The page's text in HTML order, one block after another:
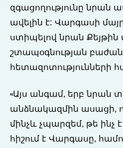
զգացողությունը նրան
ավելին է: Վարգասի
ստիպելով նրան Քեյթին
շտապօգնության
հետազոտությունների
«Այս անգամ, երբ նրան
անձնակազմին ասացի,
մինչև չպարզեմ, թե ինչ
հիշում է Վարգասը,